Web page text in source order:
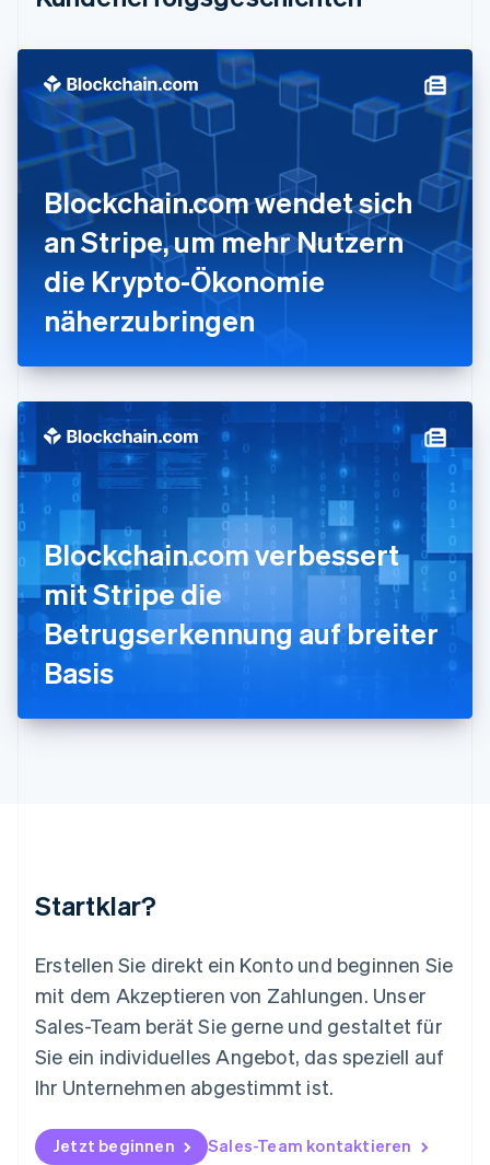
Blockchain.com wendet sich
an Stripe, um mehr Nutzern
die Krypto-Ökonomie
näherzubringen
Blockchain.com verbessert
mit Stripe die
Betrugserkennung auf breiter
Basis
Startklar?
Erstellen Sie direkt ein Konto und beginnen Sie
mit dem Akzeptieren von Zahlungen. Unser
Sales-Team berät Sie gerne und gestaltet für
Sie ein individuelles Angebot, das speziell auf
Ihr Unternehmen abgestimmt ist.
Jetzt beginnen Sales-Team kontaktieren
简体中文English
EnglishSvenska
Frankreich
FrançaisEnglish
Gibraltar
Griechenland
English
Indien
English
Irland
English
Japan
日本語English
Kanada
EnglishFrançais
Kroatien
English Italiano
Lettland
Liechtenstein
English
Litauen
English
Luxemburg
Français
Malaysia
Malta
Nederlands English
Norwegen
Österreich
Polen
English
Portugal
Português English
Rumänien
Schweden
Svenska English